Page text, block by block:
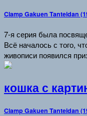
Clamp Gakuen Tanteidan
7-я серия была
Всё началось с того,
живописи появился
кошка с
Clamp Gakuen Tanteidan